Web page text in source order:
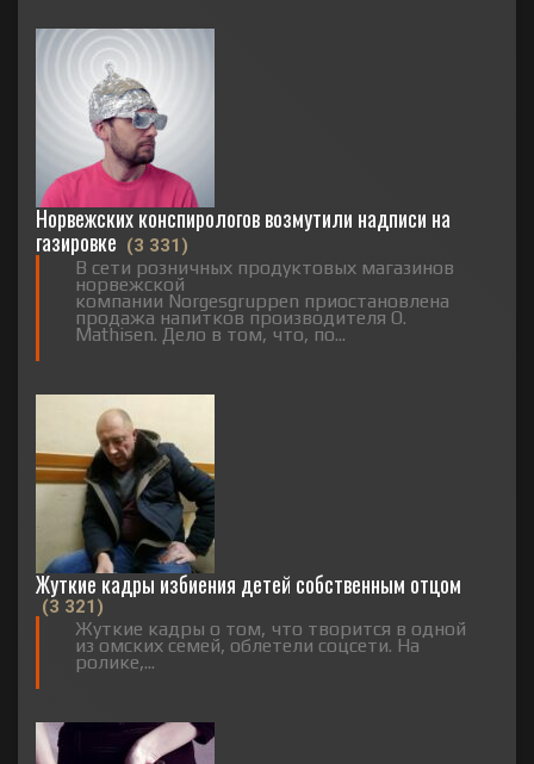
Норвежских конспирологов возмутили надписи на
газировке (3 331)
В сети розничных продуктовых магазинов
норвежской
компании Norgesgruppen приостановлена
продажа напитков производителя O.
Mathisen. Дело в том, что, по...
Жуткие кадры избиения детей собственным отцом
(3 321)
Жуткие кадры о том, что творится в одной
из омских семей, облетели соцсети. На
ролике,...